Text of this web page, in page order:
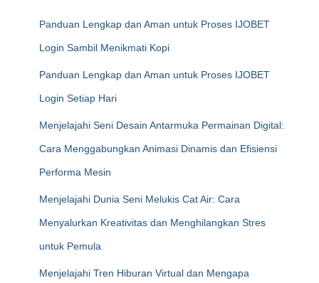
Panduan Lengkap dan Aman untuk Proses IJOBET
Login Sambil Menikmati Kopi
Panduan Lengkap dan Aman untuk Proses IJOBET
Login Setiap Hari
Menjelajahi Seni Desain Antarmuka Permainan Digital:
Cara Menggabungkan Animasi Dinamis dan Efisiensi
Performa Mesin
Menjelajahi Dunia Seni Melukis Cat Air: Cara
Menyalurkan Kreativitas dan Menghilangkan Stres
untuk Pemula
Menjelajahi Tren Hiburan Virtual dan Mengapa